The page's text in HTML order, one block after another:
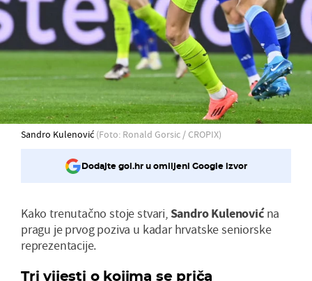
Sandro Kulenović (Foto: Ronald Gorsic / CROPIX)
Dodajte gol.hr u omiljeni Google izvor
Kako trenutačno stoje stvari, Sandro Kulenovićna
pragu je prvog poziva u kadar hrvatske seniorske
reprezentacije.
Tri vijesti o kojima se priča